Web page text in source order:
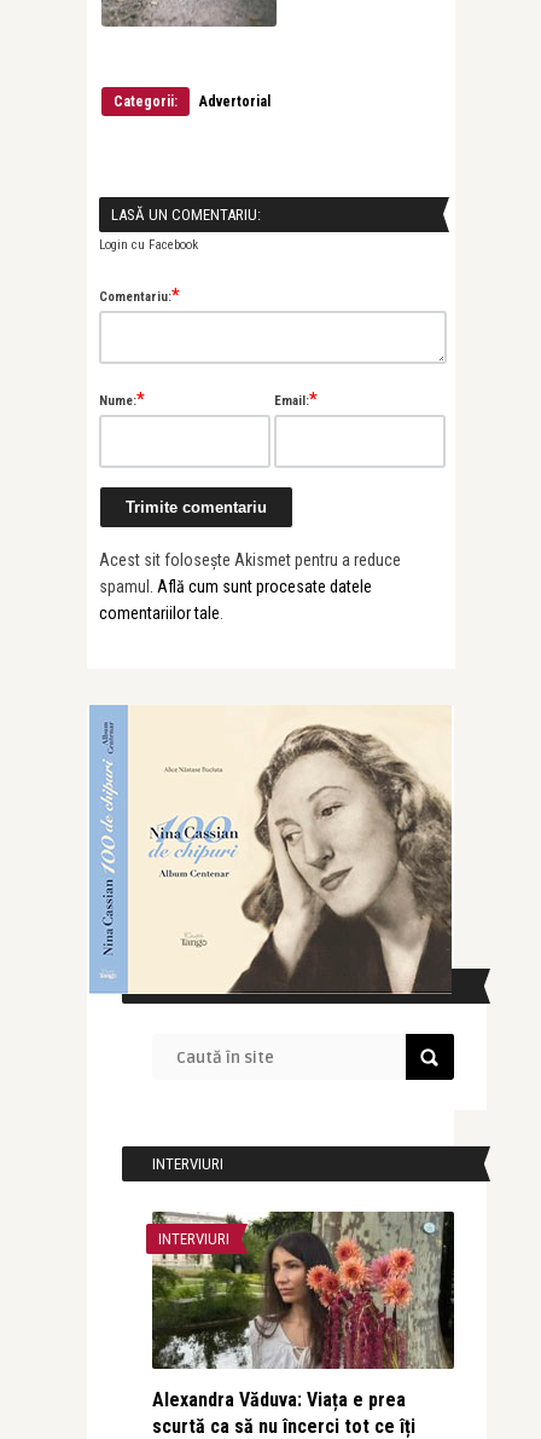
Categorii: Advertorial
LASĂ UN COMENTARIU:
Login cu Facebook
Comentariu:*
Nume:* Email:*
Acest sit folosește Akismet pentru a reduce
spamul. Află cum sunt procesate datele
comentariilor tale
CAUTĂ ÎN SITE
INTERVIURI
INTERVIURI
Alexandra Văduva: Viața e prea
scurtă ca să nu încerci tot ce îți